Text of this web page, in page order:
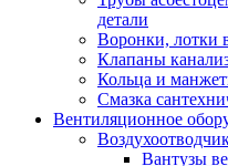
детали
Воронки, лотки
Клапаны
Кольца и
Смазка
Вентиляционное
Вантузы